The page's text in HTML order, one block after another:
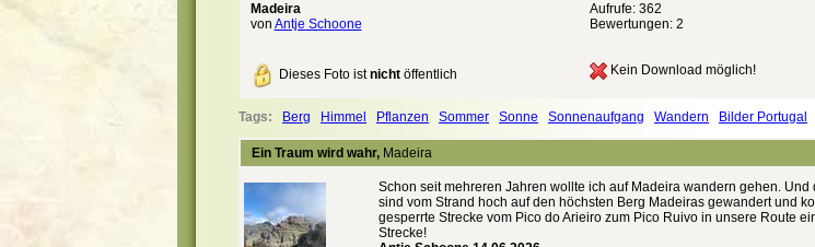
Madeira
von Antje Schoone
Aufrufe: 362
Bewertungen: 2
Dieses Foto istnichtöffentlich Kein Download möglich!
Tags: Berg Himmel Pflanzen Sommer Sonne Sonnenaufgang Wandern Bilder Portugal
Ein Traum wird wahr, Madeira
Schon seit mehreren Jahren wollte ich auf Madeira wandern gehen.
sind vom Strand hoch auf den höchsten Berg Madeiras gewandert und
gesperrte Strecke vom Pico do Arieiro zum Pico Ruivo in unsere Route
Strecke!